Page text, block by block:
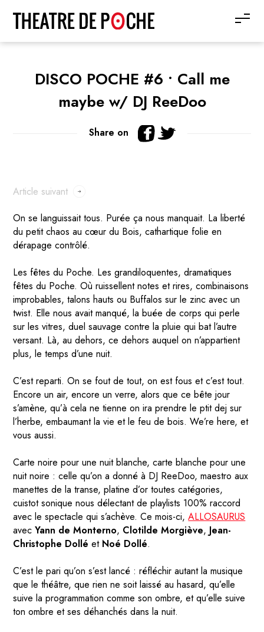
DISCO POCHE #6 • Call me
maybe w/ DJ ReeDoo
Share on
Article suivant
On se languissait tous. Purée ça nous manquait. La liberté
du petit chaos au cœur du Bois, cathartique folie en
dérapage contrôlé.
Les fêtes du Poche. Les grandiloquentes, dramatiques
fêtes du Poche. Où ruissellent notes et rires, combinaisons
improbables, talons hauts ou Buffalos sur le zinc avec un
twist. Elle nous avait manqué, la buée de corps qui perle
sur les vitres, duel sauvage contre la pluie qui bat l’autre
versant. Là, au dehors, ce dehors auquel on n’appartient
plus, le temps d’une nuit.
C’est reparti. On se fout de tout, on est fous et c’est tout.
Encore un air, encore un verre, alors que ce bête jour
s’amène, qu’à cela ne tienne on ira prendre le ptit dej sur
l’herbe, embaumant la vie et le feu de bois. We’re here, et
vous aussi.
Carte noire pour une nuit blanche, carte blanche pour une
nuit noire : celle qu’on a donné à DJ ReeDoo, maestro aux
manettes de la transe, platine d’or toutes catégories,
cuistot sonique nous délectant de playlists 100% raccord
avec le spectacle qui s’achève. Ce mois-ci,ALLOSAURUS
avecYann de Monterno, Clotilde Morgiève, Jean-
Christophe Dollé et Noé Dollé.
C’est le pari qu’on s’est lancé : réfléchir autant la musique
que le théâtre, que rien ne soit laissé au hasard, qu’elle
suive la programmation comme son ombre, et qu’elle suive
ton ombre et ses déhanchés dans la nuit.